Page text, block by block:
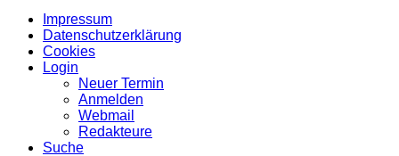
Impressum
Datenschutzerklärung
Cookies
Login
Neuer Termin
Anmelden
Webmail
Redakteure
Suche